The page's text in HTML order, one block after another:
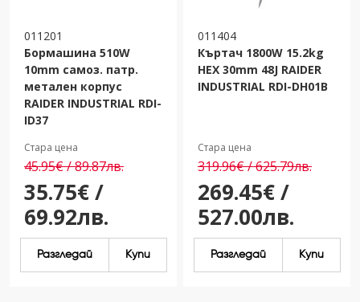
011201
Бормашина 510W
10mm самоз. патр.
метален корпус
RAIDER INDUSTRIAL RDI-
ID37
Стара цена
45.95€ / 89.87лв.
35.75€ /
69.92лв.
Разгледай Купи
011404
Къртач 1800W 15.2kg
HEX 30mm 48J RAIDER
INDUSTRIAL RDI-DH01B
Стара цена
319.96€ / 625.79лв.
269.45€ /
527.00лв.
Разгледай Купи